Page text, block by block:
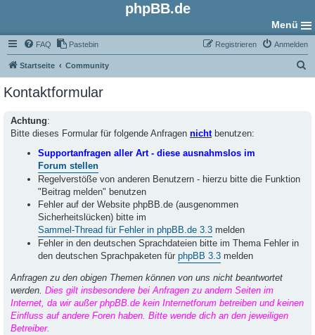
phpBB.de
Menü
FAQ Pastebin Anmelden
Registrieren
Startseite Community
Kontaktformular
Achtung:
Bitte dieses Formular für folgende Anfragen nichtbenutzen:
Supportanfragen aller Art - diese ausnahmslos im
Forum stellen
Regelverstöße von anderen Benutzern - hierzu bitte die Funktion
"Beitrag melden" benutzen
Fehler auf der Website phpBB.de (ausgenommen
Sicherheitslücken) bitte im
Sammel-Thread für Fehler in phpBB.de 3.3 melden
Fehler in den deutschen Sprachdateien bitte im Thema Fehler in
den deutschen Sprachpaketen für phpBB 3.3 melden
Anfragen zu den obigen Themen können von uns nicht beantwortet
werden. Dies gilt insbesondere bei Anfragen zu andern Seiten im
Internet, da wir außer phpBB.de kein Internetforum betreiben und keinen
Einfluss auf andere Foren haben. Bitte wende dich an den jeweiligen
Betreiber.